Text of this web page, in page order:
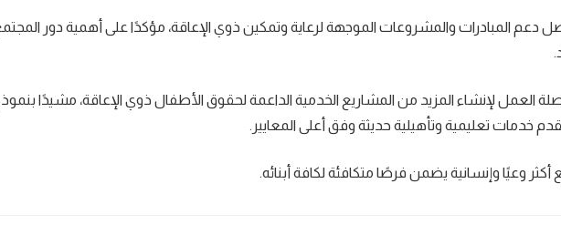
المبادرات والمشروعات الموجهة لرعاية وتمكين ذوي الإعاقة، مؤكدًا على أهمية دور
العمل لإنشاء المزيد من المشاريع الخدمية الداعمة لحقوق الأطفال ذوي الإعاقة، مشيدًا
خدمات تعليمية وتأهيلية حديثة وفق أعلى المعايير.
وعيًا وإنسانية يضمن فرصًا متكافئة لكافة أبنائه.